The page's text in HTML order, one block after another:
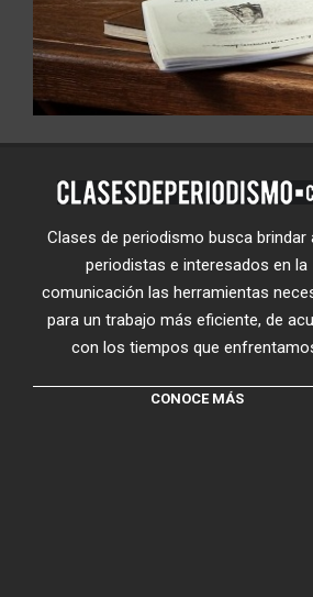
Clases de periodismo busca brindar
periodistas e interesados en la
comunicación las herramientas
para un trabajo más eficiente, de
con los tiempos que
CONOCE MÁS